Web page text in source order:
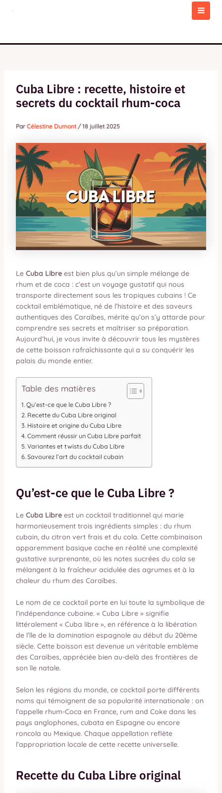
Cuba Libre : recette, histoire et
secrets du cocktail rhum-coca
Par Célestine Dumont/18 juillet 2025
Le Cuba Libreest bien plus qu’un simple mélange de
rhum et de coca : c’est un voyage gustatif qui nous
transporte directement sous les tropiques cubains ! Ce
cocktail emblématique, né de l’histoire et des saveurs
authentiques des Caraïbes, mérite qu’on s’y attarde pour
comprendre ses secrets et maîtriser sa préparation.
Aujourd’hui, je vous invite à découvrir tous les mystères
de cette boisson rafraîchissante qui a su conquérir les
palais du monde entier.
Table des matières
Qu’est-ce que le Cuba Libre ?
Recette du Cuba Libre original
Histoire et origine du Cuba Libre
Comment réussir un Cuba Libre parfait
Variantes et twists du Cuba Libre
Savourez l’art du cocktail cubain
Qu’est-ce que le Cuba Libre ?
Le Cuba Libreest un cocktail traditionnel qui marie
harmonieusement trois ingrédients simples : du rhum
cubain, du citron vert frais et du cola. Cette combinaison
apparemment basique cache en réalité une complexité
gustative surprenante, où les notes sucrées du cola se
mélangent à la fraîcheur acidulée des agrumes et à la
chaleur du rhum des Caraïbes.
Le nom de ce cocktail porte en lui toute la symbolique de
l’indépendance cubaine. « Cuba Libre » signifie
littéralement « Cuba libre », en référence à la libération
de l’île de la domination espagnole au début du 20ème
siècle. Cette boisson est devenue un véritable emblème
des Caraïbes, appréciée bien au-delà des frontières de
son île natale.
Selon les régions du monde, ce cocktail porte différents
noms qui témoignent de sa popularité internationale : on
l’appelle rhum-Coca en France, rum and Coke dans les
pays anglophones, cubata en Espagne ou encore
roncola au Mexique. Chaque appellation reflète
l’appropriation locale de cette recette universelle.
Recette du Cuba Libre original